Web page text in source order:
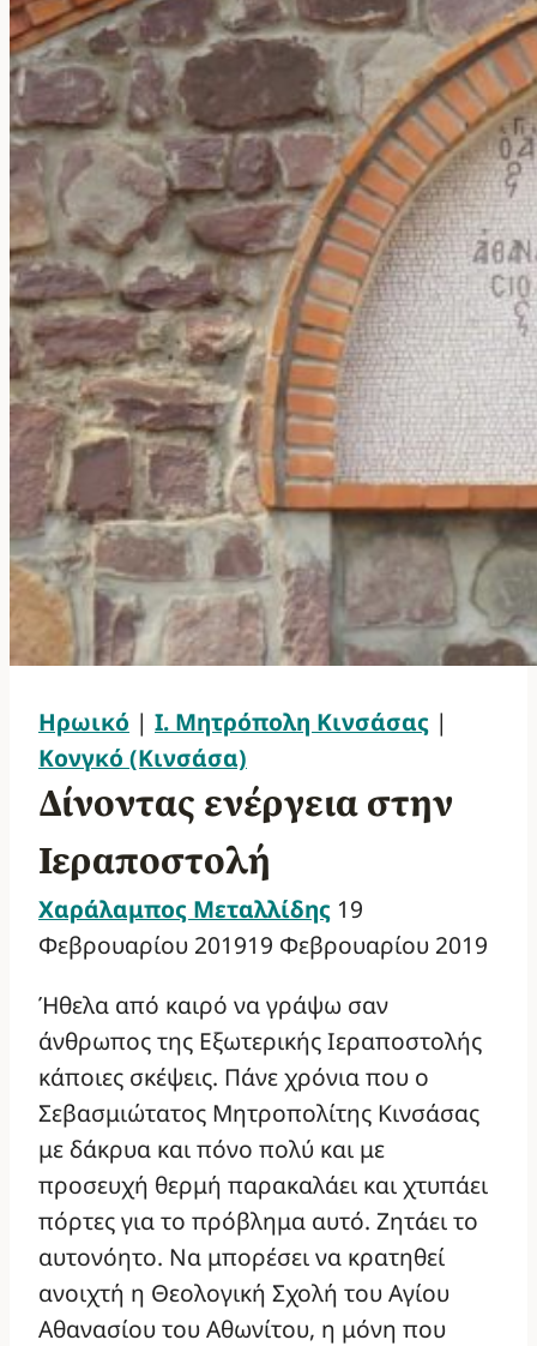
Ηρωικό | Ι. Μητρόπολη Κινσάσας |
Κονγκό (Κινσάσα)
Δίνοντας ενέργεια στην
Ιεραποστολή
Χαράλαμπος Μεταλλίδης 19
Φεβρουαρίου 201919 Φεβρουαρίου 2019
Ήθελα από καιρό να γράψω σαν
άνθρωπος της Εξωτερικής Ιεραποστολής
κάποιες σκέψεις. Πάνε χρόνια που ο
Σεβασμιώτατος Μητροπολίτης Κινσάσας
με δάκρυα και πόνο πολύ και με
προσευχή θερμή παρακαλάει και χτυπάει
πόρτες για το πρόβλημα αυτό. Ζητάει το
αυτονόητο. Να μπορέσει να κρατηθεί
ανοιχτή η Θεολογική Σχολή του Αγίου
Αθανασίου του Αθωνίτου, η μόνη που